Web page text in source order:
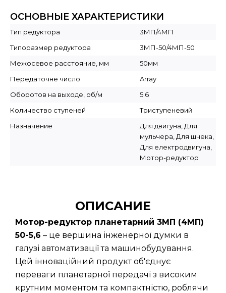
ОСНОВНЫЕ ХАРАКТЕРИСТИКИ
Тип редуктора
3МП/4МП
Типоразмер редуктора
3МП-50/4МП-50
Межосевое расстояние, мм
50мм
Передаточне число
Array
Оборотов на выходе, об/м
5.6
Количество ступеней
Триступеневий
Назначение
Для двигуна, Для
мульчера, Для шнека,
Для електродвигуна,
Мотор-редуктор
ОПИСАНИЕ
Мотор-редуктор планетарний 3МП (4МП)
50-5,6 – це вершина інженерної думки в
галузі автоматизації та машинобудування.
Цей інноваційний продукт об'єднує
переваги планетарної передачі з високим
крутним моментом та компактністю, роблячи